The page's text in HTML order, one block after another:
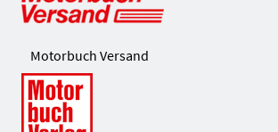
Motorbuch Versand